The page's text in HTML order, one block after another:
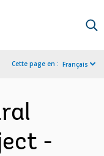
Cette page en : Français
-